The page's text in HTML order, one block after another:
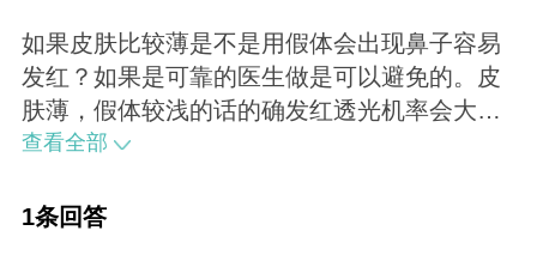
如果皮肤比较薄是不是用假体会出现鼻子容易
发红？如果是可靠的医生做是可以避免的。皮
肤薄，假体较浅的话的确发红透光机率会大一
些，这就需要有经验的医生处理得更深入一
水平才是最关键的。
查看全部
1条回答